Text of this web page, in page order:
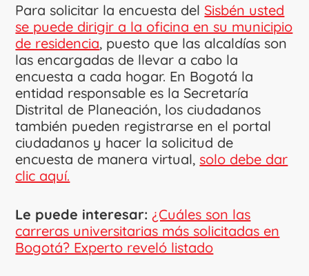
Para solicitar la encuesta delSisbén usted
se puede dirigir a la oficina en su municipio
de residencia, puesto que las alcaldías son
las encargadas de llevar a cabo la
encuesta a cada hogar. En Bogotá la
entidad responsable es la Secretaría
Distrital de Planeación, los ciudadanos
también pueden registrarse en el portal
ciudadanos y hacer la solicitud de
encuesta de manera virtual,solo debe dar
clic aquí.
Le puede interesar: ¿Cuáles son las
carreras universitarias más solicitadas en
Bogotá? Experto reveló listado